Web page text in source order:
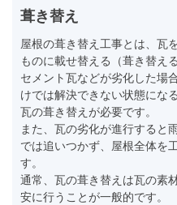
葺き替え
屋根の葺き替え工事とは、瓦
ものに載せ替える（葺き替え
セメント瓦などが劣化した場
けでは解決できない状態にな
瓦の葺き替えが必要です。
また、瓦の劣化が進行すると
では追いつかず、屋根全体を
す。
通常、瓦の葺き替えは瓦の素
安に行うことが一般的です。